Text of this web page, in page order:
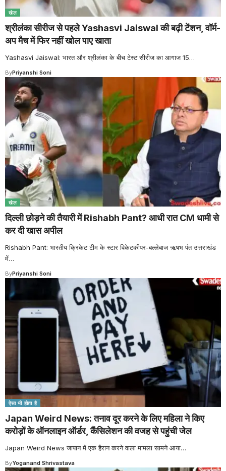
खेल
श्रीलंका सीरीज से पहले Yashasvi Jaiswal की बढ़ी टेंशन, वॉर्म-
अप मैच में फिर नहीं खोल पाए खाता
Yashasvi Jaiswal: भारत और श्रीलंका के बीच टेस्ट सीरीज का आगाज 15…
ByPriyanshi Soni
खेल
दिल्ली छोड़ने की तैयारी में Rishabh Pant? आधी रात CM धामी से
कर दी खास अपील
Rishabh Pant: भारतीय क्रिकेट टीम के स्टार विकेटकीपर-बल्लेबाज ऋषभ पंत उत्तराखंड
में…
ByPriyanshi Soni
ऐसा भी होता है
Japan Weird News: तनाव दूर करने के लिए महिला ने किए
करोड़ों के ऑनलाइन ऑर्डर, कैंसिलेशन की वजह से पहुंची जेल
Japan Weird News जापान में एक हैरान करने वाला मामला सामने आया…
ByYoganand Shrivastava